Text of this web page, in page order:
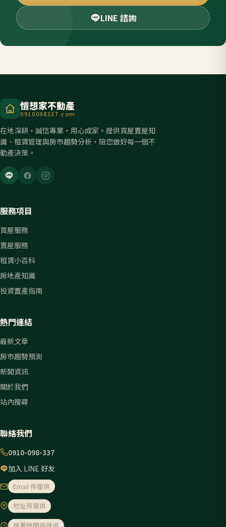
LINE 諮詢
愷想家不動產
0910098337.com
在地深耕・誠信專業・用心成家。提供買屋賣屋知
識、租賃管理與房市趨勢分析，陪您做好每一個不
動產決策。
服務項目
買屋服務
賣屋服務
租賃小百科
房地產知識
投資置產指南
熱門連結
最新文章
房市趨勢預測
新聞資訊
關於我們
站內搜尋
聯絡我們
0910-098-337
加入 LINE 好友
Email 待提供
地址待提供